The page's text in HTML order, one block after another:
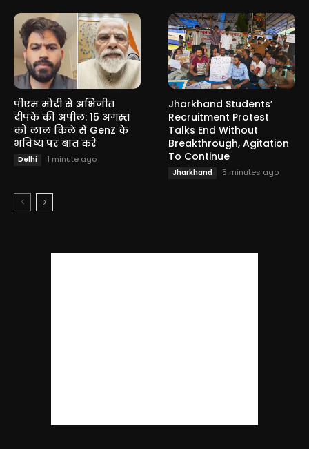
पीएम मोदी से अभिजीत
दीपके की अपील: 15 अगस्त
को लाल किले से GenZ के
भविष्य पर बात करें
Delhi 1 minute ago
Jharkhand Students’
Recruitment Protest
Talks End Without
Breakthrough, Agitation
To Continue
Jharkhand 5 minutes ago